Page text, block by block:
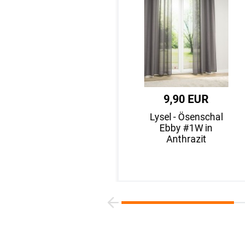
9,90 EUR
Lysel - Ösenschal
Ebby #1W in
Anthrazit